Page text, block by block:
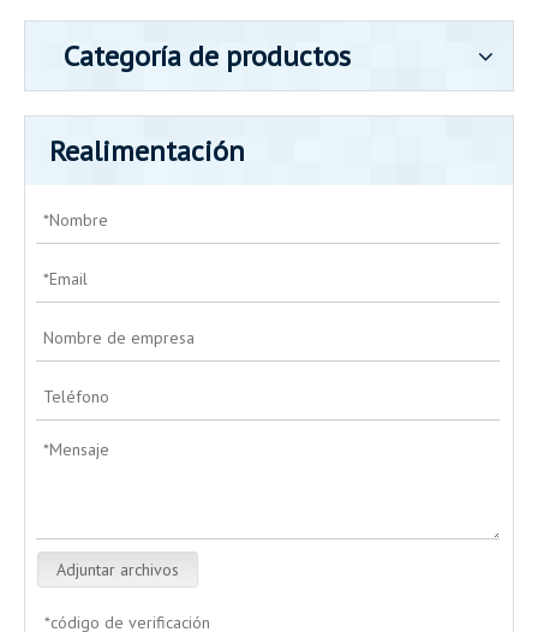
Categoría de productos
Realimentación
Adjuntar archivos